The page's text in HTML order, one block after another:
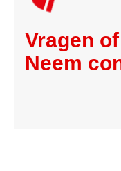
Vragen
Neem